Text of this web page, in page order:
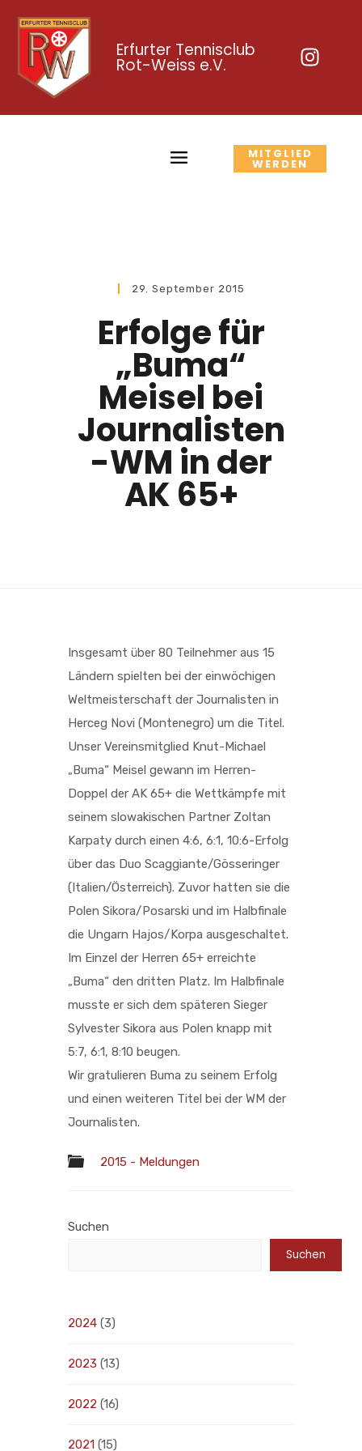
Erfurter Tennisclub
Rot-Weiss e.V.
MITGLIED
WERDEN
29. September 2015
Erfolge für
„Buma“
Meisel bei
Journalisten
-WM in der
AK 65+
Insgesamt über 80 Teilnehmer aus 15
Ländern spielten bei der einwöchigen
Weltmeisterschaft der Journalisten in
Herceg Novi (Montenegro) um die Titel.
Unser Vereinsmitglied Knut-Michael
„Buma“ Meisel gewann im Herren-
Doppel der AK 65+ die Wettkämpfe mit
seinem slowakischen Partner Zoltan
Karpaty durch einen 4:6, 6:1, 10:6-Erfolg
über das Duo Scaggiante/Gösseringer
(Italien/Österreich). Zuvor hatten sie die
Polen Sikora/Posarski und im Halbfinale
die Ungarn Hajos/Korpa ausgeschaltet.
Im Einzel der Herren 65+ erreichte
„Buma“ den dritten Platz. Im Halbfinale
musste er sich dem späteren Sieger
Sylvester Sikora aus Polen knapp mit
5:7, 6:1, 8:10 beugen.
Wir gratulieren Buma zu seinem Erfolg
und einen weiteren Titel bei der WM der
Journalisten.
2015 - Meldungen
Suchen
Suchen
2024 (3)
2023 (13)
2022 (16)
2021 (15)